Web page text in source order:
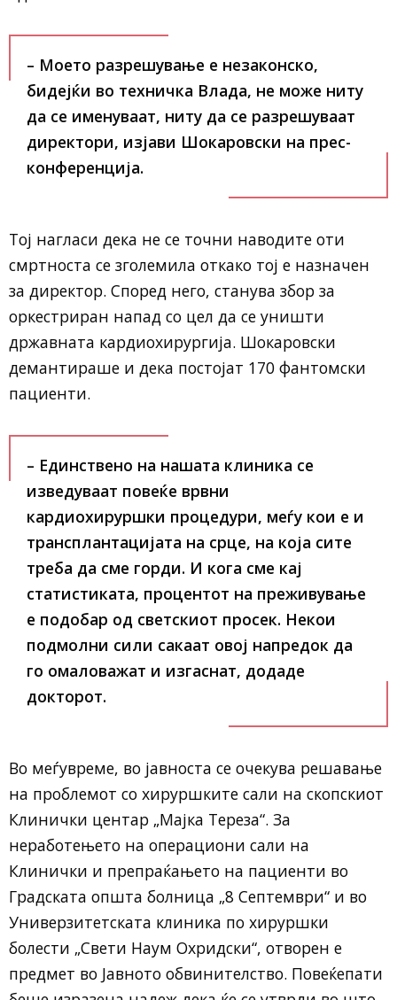
– Моето разрешување е незаконско,
бидејќи во техничка Влада, не може ниту
да се именуваат, ниту да се разрешуваат
директори, изјави Шокаровски на прес-
конференција.
Тој нагласи дека не се точни наводите оти
смртноста се зголемила откако тој е назначен
за директор. Според него, станува збор за
оркестриран напад со цел да се уништи
државната кардиохирургија. Шокаровски
демантираше и дека постојат 170 фантомски
пациенти.
– Единствено на нашата клиника се
изведуваат повеќе врвни
кардиохируршки процедури, меѓу кои е и
трансплантацијата на срце, на која сите
треба да сме горди. И кога сме кај
статистиката, процентот на преживување
е подобар од светскиот просек. Некои
подмолни сили сакаат овој напредок да
го омаловажат и изгаснат, додаде
докторот.
Во меѓувреме, во јавноста се очекува решавање
на проблемот со хируршките сали на скопскиот
Клинички центар „Мајка Тереза“. За
неработењето на операциони сали на
Клинички и препраќањето на пациенти во
Градската општа болница „8 Септември“ и во
Универзитетската клиника по хируршки
болести „Свети Наум Охридски“, отворен е
предмет во Јавното обвинителство. Повеќепати